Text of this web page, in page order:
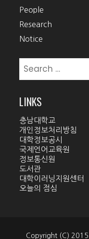
People
Research
Notice
for:
LINKS
충남대학교
개인정보처리방침
대학정보공시
국제언어교육원
정보통신원
도서관
대학이러닝지원센터
오늘의 점심
Copyright (C) 2015